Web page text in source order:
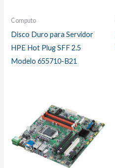
Computo
Disco Duro para Servidor
HPE Hot Plug SFF 2.5
Modelo 655710-B21